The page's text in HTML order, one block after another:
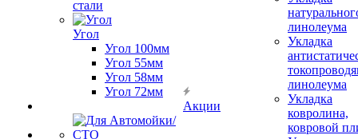
стали
Угол
Угол 100мм
Угол 55мм
Угол 58мм
Угол 72мм
Акции
линолеума
Укладка
линолеума
Укладка
ковролина,
ковровой